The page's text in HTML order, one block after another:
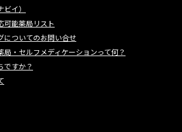
イ）
可能薬局リスト
についてのお問い合せ
局・セルフメディケーションって何？
ですか？